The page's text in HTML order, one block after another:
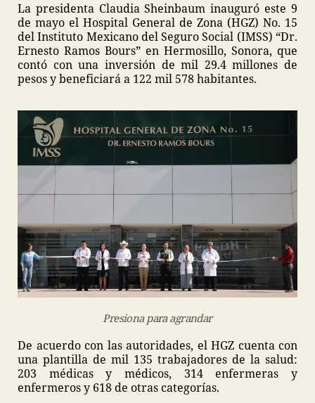
La presidenta Claudia Sheinbaum inauguró este 9
de mayo el Hospital General de Zona (HGZ) No. 15
del Instituto Mexicano del Seguro Social (IMSS) “Dr.
Ernesto Ramos Bours” en Hermosillo, Sonora, que
contó con una inversión de mil 29.4 millones de
pesos y beneficiará a 122 mil 578 habitantes.
Presiona para agrandar
De acuerdo con las autoridades, el HGZ cuenta con
una plantilla de mil 135 trabajadores de la salud:
203 médicas y médicos, 314 enfermeras y
enfermeros y 618 de otras categorías.